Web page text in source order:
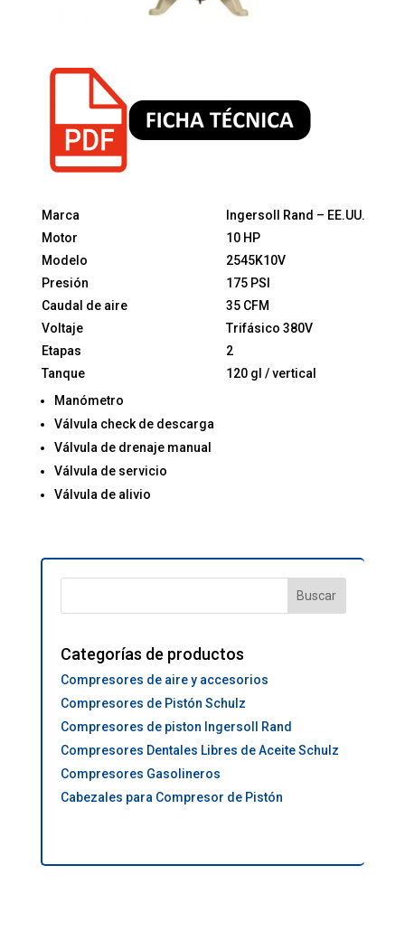
Marca
Ingersoll Rand – EE.UU.
Motor
10 HP
Modelo
2545K10V
Presión
175 PSI
Caudal de aire
35 CFM
Voltaje
Trifásico 380V
Etapas
2
Tanque
120 gl / vertical
Manómetro
Válvula check de descarga
Válvula de drenaje manual
Válvula de servicio
Válvula de alivio
Categorías de productos
Compresores de aire y accesorios
Compresores de Pistón Schulz
Compresores de piston Ingersoll Rand
Compresores Dentales Libres de Aceite Schulz
Compresores Gasolineros
Cabezales para Compresor de Pistón